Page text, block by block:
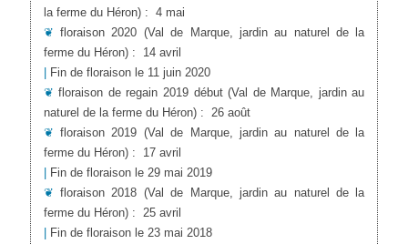
la ferme du Héron): 4 mai
❦floraison 2020 (Val de Marque, jardin au naturel de la
ferme du Héron): 14 avril
| Fin de floraison le 11 juin 2020
❦floraison de regain 2019 début (Val de Marque, jardin au
naturel de la ferme du Héron): 26 août
❦floraison 2019 (Val de Marque, jardin au naturel de la
ferme du Héron): 17 avril
| Fin de floraison le 29 mai 2019
❦floraison 2018 (Val de Marque, jardin au naturel de la
ferme du Héron): 25 avril
| Fin de floraison le 23 mai 2018